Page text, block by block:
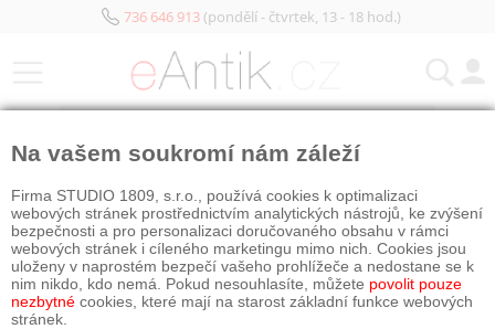
736 646 913(pondělí - čtvrtek, 13 - 18 hod.)
Na vašem soukromí nám záleží
Firma STUDIO 1809, s.r.o., používá cookies k optimalizaci
webových stránek prostřednictvím analytických nástrojů, ke zvýšení
bezpečnosti a pro personalizaci doručovaného obsahu v rámci
webových stránek i cíleného marketingu mimo nich. Cookies jsou
uloženy v naprostém bezpečí vašeho prohlížeče a nedostane se k
nim nikdo, kdo nemá. Pokud nesouhlasíte, můžete povolit pouze
nezbytné cookies, které mají na starost základní funkce webových
stránek.